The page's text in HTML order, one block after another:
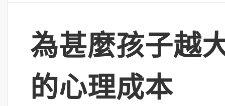
為甚麼孩子越
的心理成本